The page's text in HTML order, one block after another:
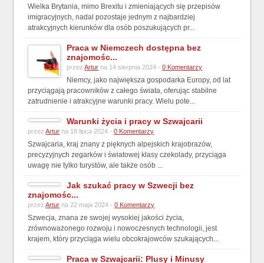
Wielka Brytania, mimo Brexitu i zmieniających się przepisów
imigracyjnych, nadal pozostaje jednym z najbardziej
atrakcyjnych kierunków dla osób poszukujących pr...
Praca w Niemczech dostępna bez
znajomośc...
przezArtur na 14 sierpnia 2024 -0 Komentarzy
Niemcy, jako największa gospodarka Europy, od lat
przyciągają pracowników z całego świata, oferując stabilne
zatrudnienie i atrakcyjne warunki pracy. Wielu pote...
Warunki życia i pracy w Szwajcarii
przezArtur na 18 lipca 2024 -0 Komentarzy
Szwajcaria, kraj znany z pięknych alpejskich krajobrazów,
precyzyjnych zegarków i światowej klasy czekolady, przyciąga
uwagę nie tylko turystów, ale także osób ...
Jak szukać pracy w Szwecji bez
znajomośc...
przezArtur na 22 maja 2024 -0 Komentarzy
Szwecja, znana ze swojej wysokiej jakości życia,
zrównoważonego rozwoju i nowoczesnych technologii, jest
krajem, który przyciąga wielu obcokrajowców szukających...
Praca w Szwajcarii: Plusy i Minusy